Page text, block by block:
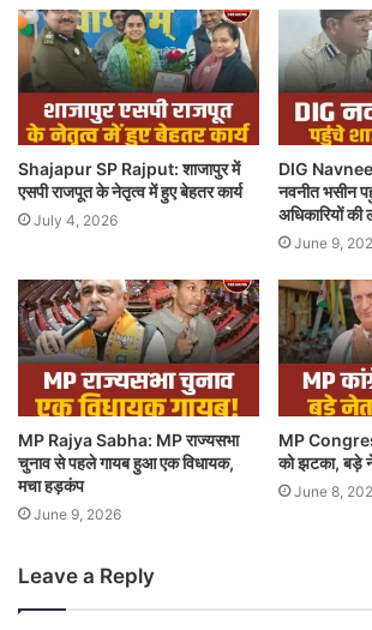
Shajapur SP Rajput: शाजापुर में
एसपी राजपूत के नेतृत्व में हुए बेहतर कार्य
July 4, 2026
DIG
नवनीत भसीन
अधिकारियों की
June 9,
MP Rajya Sabha: MP राज्यसभा
चुनाव से पहले गायब हुआ एक विधायक,
मचा हड़कंप
June 9, 2026
MP
को झटका, बड़े
June 8,
Leave a Reply